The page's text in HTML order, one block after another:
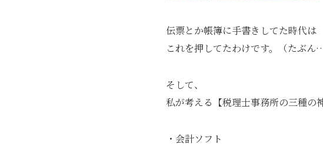
伝票とか帳簿に手書きしてた時代は
これを押してたわけです。（たぶん…
そして、
私が考える【税理士事務所の三種の
・会計ソフト